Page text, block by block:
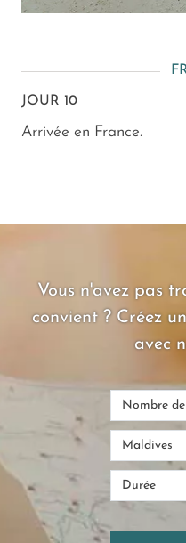
JOUR 10
Arrivée en France.
Vous n'avez pas
convient ? Créez
avec